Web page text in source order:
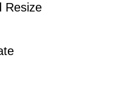
Resize